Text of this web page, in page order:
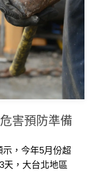
害預防準備
，今年5月份超
天，大台北地區